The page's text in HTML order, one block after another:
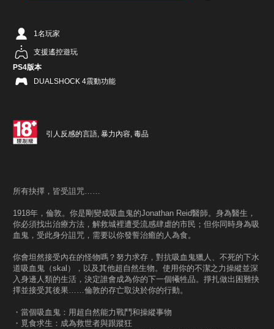
1名玩家
支援遙控遊玩
PS4版本
DUALSHOCK 4震動功能
引人反感的言語, 暴力內容, 毒品
所有抉擇，皆受詛咒……
1918年，倫敦。你是剛變成吸血鬼的Jonathan Reid醫師。身為醫生，
你必須找出治療方法，解救城裡遭受流感肆虐的市民；但你同時身為吸
血鬼，受此身分詛咒，需要以你發誓治癒的人為食。
你會坦然接受內在的怪物嗎？努力求存，對抗吸血鬼獵人、不死的下水
道吸血鬼（skal），以及其他超自然生物。使用你的不潔之力操縱並深
入身邊人類的生活，決定誰會成為你的下一個犧牲品。掙扎做出困難抉
擇並接受其後果……倫敦的存亡取決於你的行動。
・當個吸血鬼：用超自然能力戰鬥和操縱事物
・覓食求生：成為救世者與跟蹤狂